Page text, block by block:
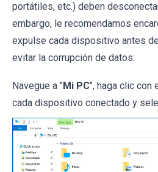
portátiles, etc.) deben
embargo, le recomendamos
expulse cada dispositivo antes
evitar la corrupción de datos:
Navegue a "Mi PC", haga clic con
cada dispositivo conectado y